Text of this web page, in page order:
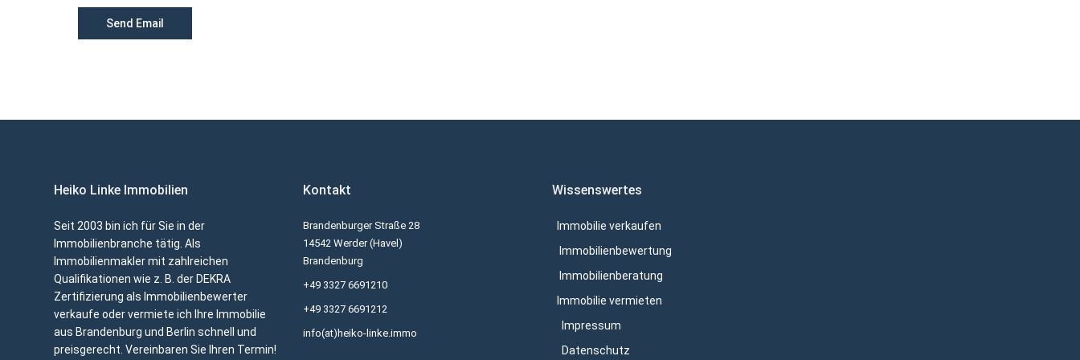
Heiko Linke Immobilien
Seit 2003 bin ich für Sie in der
Immobilienbranche tätig. Als
Immobilienmakler mit zahlreichen
Qualifikationen wie z. B. der DEKRA
Zertifizierung als Immobilienbewerter
verkaufe oder vermiete ich Ihre Immobilie
aus Brandenburg und Berlin schnell und
preisgerecht. Vereinbaren Sie Ihren Termin!
Kontakt
Brandenburger Straße 28
14542 Werder (Havel)
Brandenburg
+49 3327 6691210
+49 3327 6691212
info(at)heiko-linke.immo
Wissenswertes
Immobilie verkaufen
Immobilienbewertung
Immobilienberatung
Immobilie vermieten
Impressum
Datenschutz